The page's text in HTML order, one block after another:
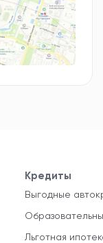
Кредиты
Выгодные
Льготная